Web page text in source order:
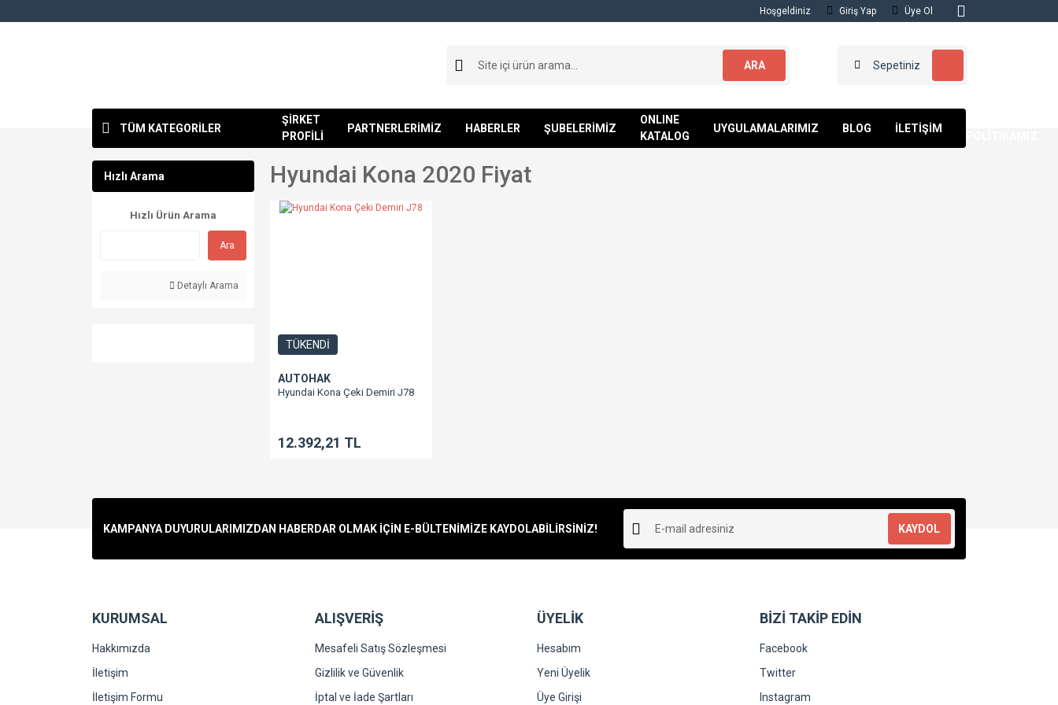
Hoşgeldiniz Giriş Yap Üye Ol
ARA Sepetiniz
TÜM KATEGORİLER
ŞİRKET
PROFİLİ
PARTNERLERİMİZ HABERLER ŞUBELERİMİZ
ONLINE
KATALOG
UYGULAMALARIMIZ BLOG İLETİŞİM
Hızlı Arama
Hızlı Ürün Arama
Ara
Detaylı Arama
Hyundai Kona 2020 Fiyat
TÜKENDİ
AUTOHAK
Hyundai Kona Çeki Demiri J78
12.392,21 TL
KAMPANYA DUYURULARIMIZDAN HABERDAR OLMAK İÇİN E-BÜLTENİMİZE KAYDOLABİLİRSİNİZ! KAYDOL
KURUMSAL
Hakkımızda
İletişim
İletişim Formu
ALIŞVERİŞ
Mesafeli Satış Sözleşmesi
Gizlilik ve Güvenlik
İptal ve İade Şartları
ÜYELİK
Hesabım
Yeni Üyelik
Üye Girişi
BİZİ TAKİP EDİN
Facebook
Twitter
Instagram